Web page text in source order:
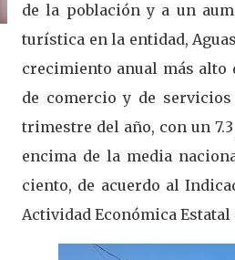
de la población y a un
turística en la entidad,
crecimiento anual más alto
de comercio y de
trimestre del año, con un
encima de la media
ciento, de acuerdo al
Actividad Económica Estatal